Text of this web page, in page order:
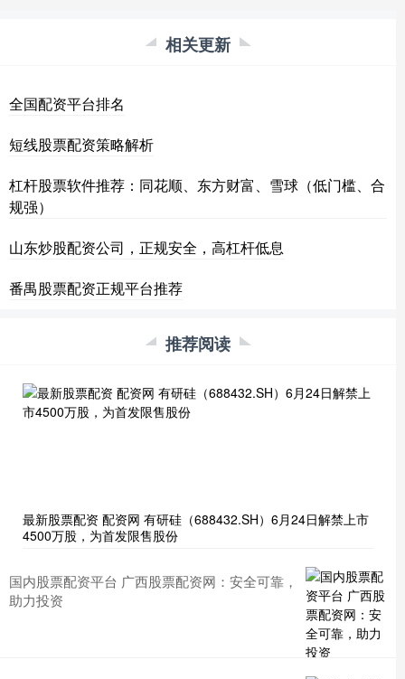
相关更新
全国配资平台排名
短线股票配资策略解析
杠杆股票软件推荐：同花顺、东方财富、雪球（低门槛、合
规强）
山东炒股配资公司，正规安全，高杠杆低息
番禺股票配资正规平台推荐
推荐阅读
最新股票配资 配资网 有研硅（688432.SH）6月24日解禁上市
4500万股，为首发限售股份
国内股票配资平台 广西股票配资网：安全可靠，
助力投资